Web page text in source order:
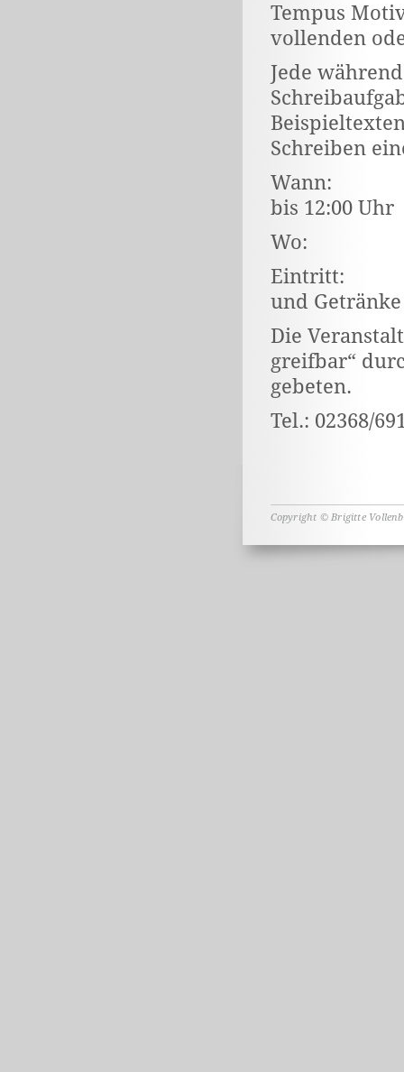
Tempus
vollenden
Jede
Schreiben
Wann:
bis 12:00 Uhr
Wo:
Eintritt:
und Getränke
Die
greifbar“
gebeten.
Tel.: 02368/
Copyright © Brigitte